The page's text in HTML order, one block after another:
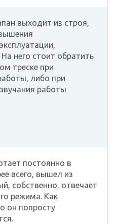
выходит из строя,
него стоит обратить
треске при
либо при
работы
постоянно в
всего, вышел из
собственно, отвечает
режима. Как
он попросту